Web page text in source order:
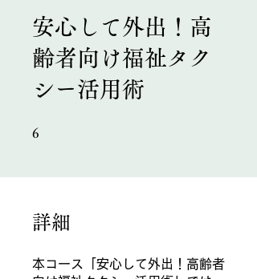
安心して外出！高
齢者向け福祉タク
シー活用術
6
詳細
本コース「安心して外出！高齢者